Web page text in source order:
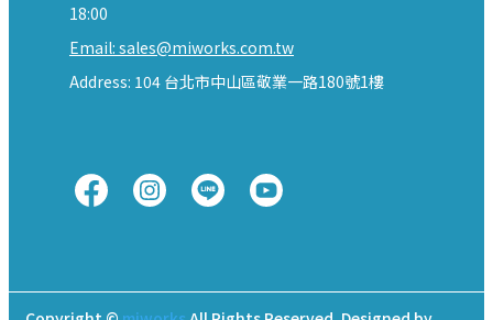
18:00
Email: sales@miworks.com.tw
Address: 104 台北市中山區敬業一路180號1樓